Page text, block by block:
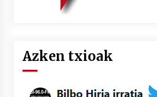
Azken txioak